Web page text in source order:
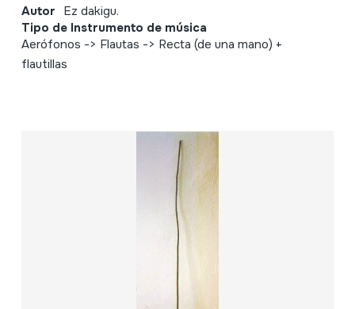
Autor Ez dakigu.
Tipo de Instrumento de música
Aerófonos -> Flautas -> Recta (de una mano) +
flautillas